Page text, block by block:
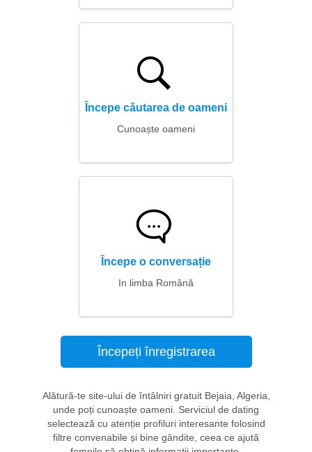
Începe căutarea de oameni
Cunoaște oameni
Începe o conversație
In limba Română
Începeți înregistrarea
Alătură-te site-ului de întâlniri gratuit Bejaia, Algeria,
unde poți cunoaște oameni. Serviciul de dating
selectează cu atenție profiluri interesante folosind
filtre convenabile și bine gândite, ceea ce ajută